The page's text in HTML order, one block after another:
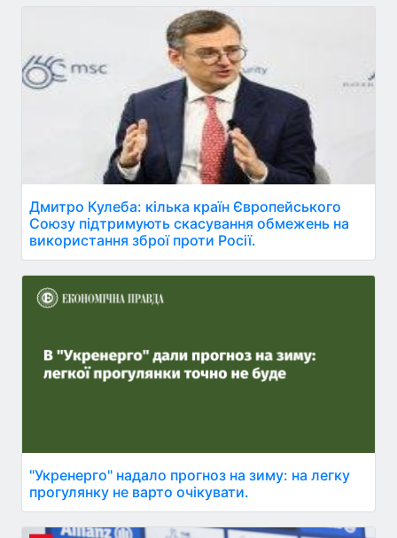
Дмитро Кулеба: кілька країн Європейського
Союзу підтримують скасування обмежень на
використання зброї проти Росії.
"Укренерго" надало прогноз на зиму: на легку
прогулянку не варто очікувати.